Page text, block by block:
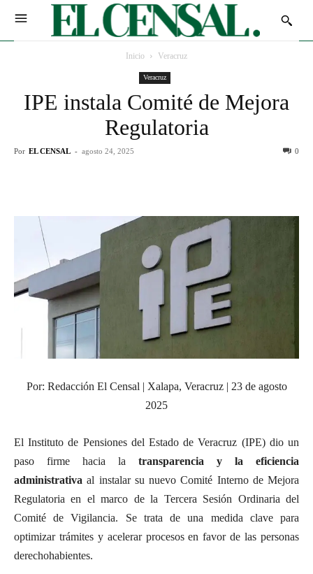
Inicio Veracruz
Veracruz
IPE instala Comité de Mejora
Regulatoria
Por EL CENSAL - agosto 24, 2025 0
Por: Redacción El Censal | Xalapa, Veracruz | 23 de agosto
2025
El Instituto de Pensiones del Estado de Veracruz (IPE) dio un
paso firme hacia la transparencia y la eficiencia
administrativa al instalar su nuevo Comité Interno de Mejora
Regulatoria en el marco de la Tercera Sesión Ordinaria del
Comité de Vigilancia. Se trata de una medida clave para
optimizar trámites y acelerar procesos en favor de las personas
derechohabientes.